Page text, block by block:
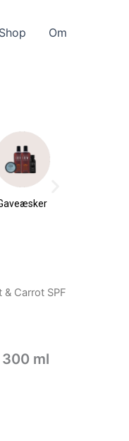
Shop Om
Carrot SPF
300 ml